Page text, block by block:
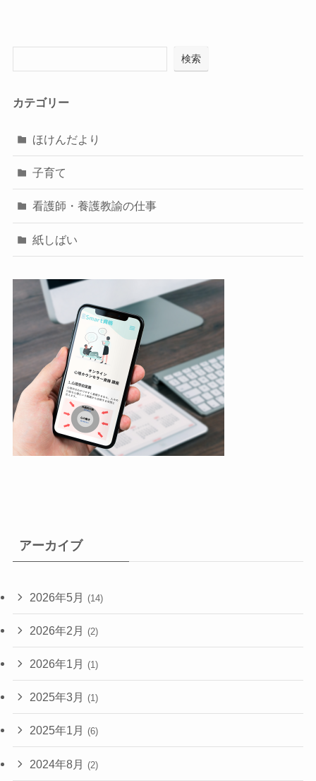
検索
カテゴリー
ほけんだより
子育て
看護師・養護教諭の仕事
紙しばい
アーカイブ
2026年5月 (14)
2026年2月 (2)
2026年1月 (1)
2025年3月 (1)
2025年1月 (6)
2024年8月 (2)